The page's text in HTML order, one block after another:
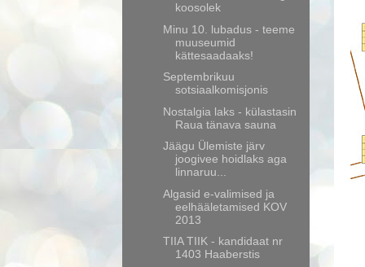
koosolek
Minu 10. lubadus - teeme
muuseumid
kättesaadaaks!
Septembrikuu
sotsiaalkomisjonis
Nostalgia laks - külastasin
Raua tänava sauna
Jäägu Ülemiste järv
joogivee hoidlaks aga
linnaruu...
Algasid e-valimised ja
eelhääletamised KOV
2013
TIIA TIIK - kandidaat nr
1403 Haaberstis